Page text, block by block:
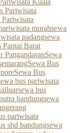
Kuala
Pariwisata
Pariwisata
murahsewa
padangsewa
Pantai Barat
PangandaranSewa
Sewa Bus
Sewa Bus
bus pariwisata
sewa bus
bandungsewa
pariwisata
shd bandungsewa